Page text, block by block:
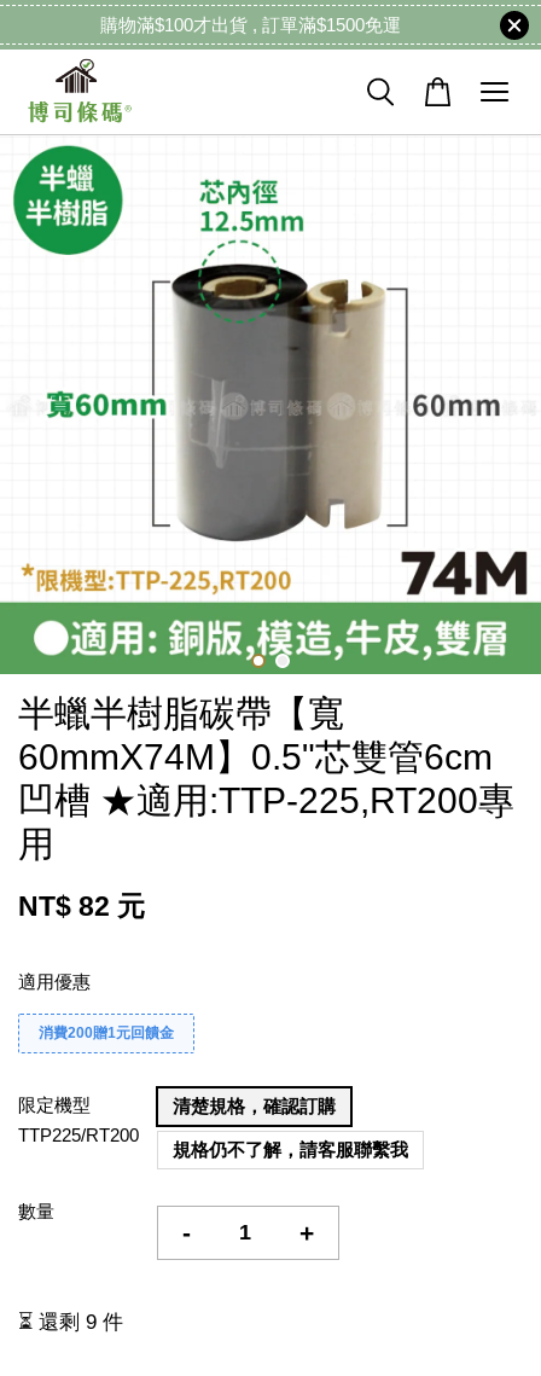
購物滿$100才出貨 , 訂單滿$1500免運
半蠟半樹脂碳帶【寬
60mmX74M】0.5"芯雙管6cm
凹槽 ★適用:TTP-225,RT200專
用
NT$ 82 元
適用優惠
消費200贈1元回饋金
限定機型
TTP225/RT200
清楚規格，確認訂購
規格仍不了解，請客服聯繫我
數量
- +
⏳ 還剩 9 件